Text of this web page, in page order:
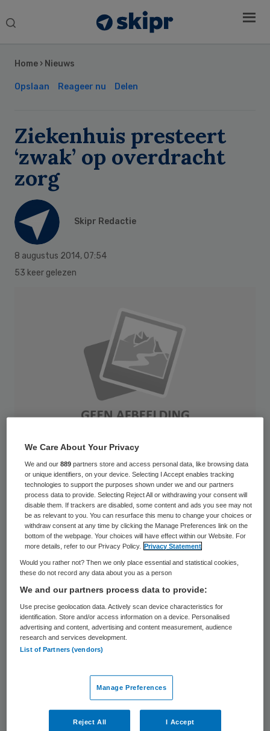
Search
Home › Nieuws
Opslaan Reageer nu Delen
Ziekenhuis presteert
‘zwak’ op overdracht
zorg
Skipr Redactie
8 augustus 2014, 07:54
53 keer gelezen
Als het gaat om continuïteit van zorg voor
ouderen scoren ziekenhuizen “zeer zwak”.
Dat constateren de initiatiefnemers van
het keurmerk ‘seniorvriendelijk ziekenhuis’.
Willen ziekenhuizen volgend jaar aanspraak
ouderenorganisaties Unie KBO, PCOB,
NOVG en NOOM op dit punt betere
prestaties laten zien.
belang dat de continuïteit van zorg goed
geregeld is”, motiveren de
ouderenorganisaties de verscherpte
Sidebar
We Care About Your Privacy
We and our889 partners store and access personal data, like browsing data
or unique identifiers, on your device. Selecting I Accept enables tracking
technologies to support the purposes shown under we and our partners
process data to provide. Selecting Reject All or withdrawing your consent will
disable them. If trackers are disabled, some content and ads you see may not
be as relevant to you. You can resurface this menu to change your choices or
withdraw consent at any time by clicking the Manage Preferences link on the
bottom of the webpage. Your choices will have effect within our Website. For
more details, refer to our Privacy Policy.
Privacy Statement
Would you rather not? Then we only place essential and statistical cookies,
these do not record any data about you as a person
We and our partners process data to provide:
Use precise geolocation data. Actively scan device characteristics for
identification. Store and/or access information on a device. Personalised
advertising and content, advertising and content measurement, audience
research and services development.
List of Partners (vendors)
Manage Preferences
Reject All I Accept